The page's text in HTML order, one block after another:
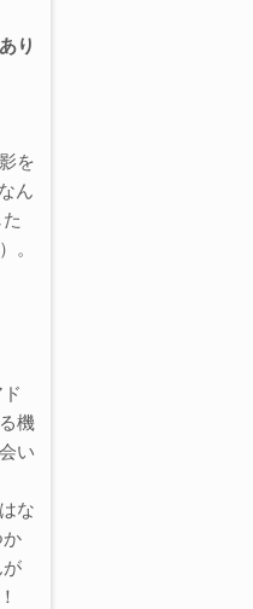
り
を
ん
。
機
い
な